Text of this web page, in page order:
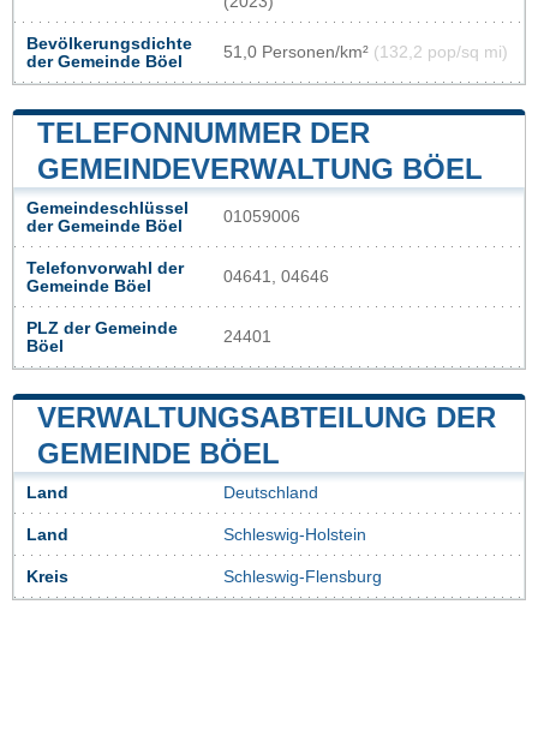
Bevölkerungsdichte
der Gemeinde Böel
51,0 Personen/km² (132,2 pop/sq mi)
TELEFONNUMMER DER
GEMEINDEVERWALTUNG BÖEL
Gemeindeschlüssel
der Gemeinde Böel
01059006
Telefonvorwahl der
Gemeinde Böel
04641, 04646
PLZ der Gemeinde
Böel
24401
VERWALTUNGSABTEILUNG DER
GEMEINDE BÖEL
Land Deutschland
Land Schleswig-Holstein
Kreis Schleswig-Flensburg